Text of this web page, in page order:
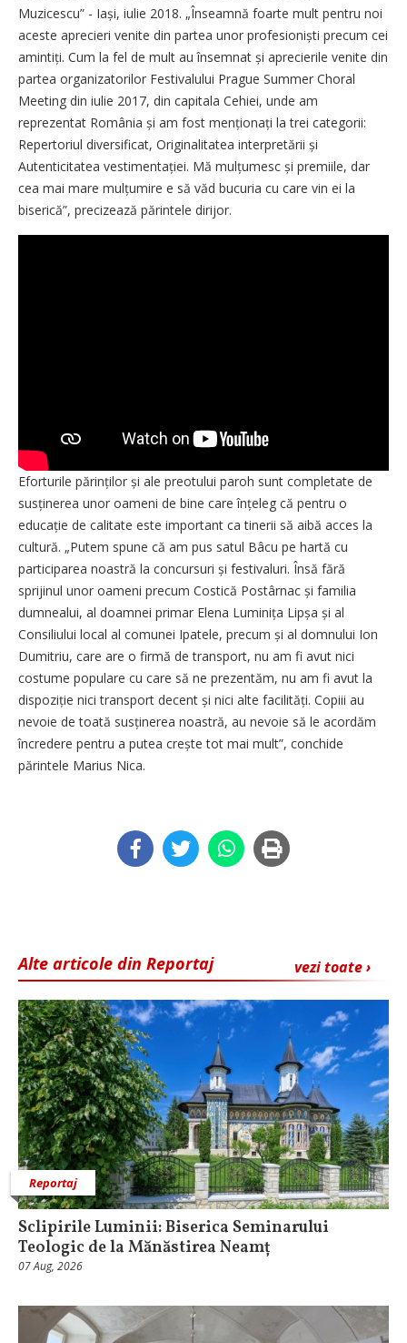
Muzicescu” - Iași, iulie 2018. „Înseamnă foarte mult pentru noi
aceste aprecieri venite din partea unor profesioniști precum cei
amintiți. Cum la fel de mult au însemnat și aprecierile venite din
partea organizatorilor Festivalului Prague Summer Choral
Meeting din iulie 2017, din capitala Cehiei, unde am
reprezentat România și am fost menționați la trei categorii:
Repertoriul diversificat, Originalitatea interpretării și
Autenticitatea vestimentației. Mă mulțumesc și premiile, dar
cea mai mare mulțumire e să văd bucuria cu care vin ei la
biserică”, precizează părintele dirijor.
Eforturile părinților și ale preotului paroh sunt completate de
susținerea unor oameni de bine care înțeleg că pentru o
educație de calitate este important ca tinerii să aibă acces la
cultură. „Putem spune că am pus satul Bâcu pe hartă cu
participarea noastră la concursuri și festivaluri. Însă fără
sprijinul unor oameni precum Costică Postârnac și familia
dumnealui, al doamnei primar Elena Luminița Lipșa și al
Consiliului local al comunei Ipatele, precum și al domnului Ion
Dumitriu, care are o firmă de transport, nu am fi avut nici
costume populare cu care să ne prezentăm, nu am fi avut la
dispoziție nici transport decent și nici alte facilități. Copiii au
nevoie de toată susținerea noastră, au nevoie să le acordăm
încredere pentru a putea crește tot mai mult”, conchide
părintele Marius Nica.
vezi toate ›
Alte articole din Reportaj
Reportaj
Sclipirile Luminii: Biserica Seminarului
Teologic de la Mănăstirea Neamț
07 Aug, 2026